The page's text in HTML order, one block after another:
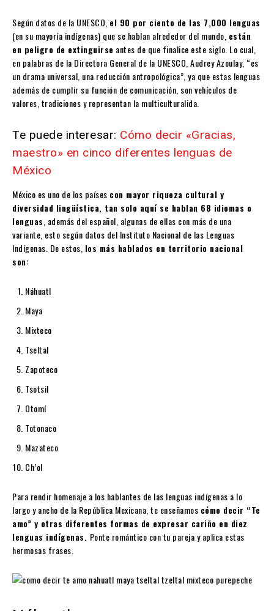
Según datos de la UNESCO, el 90 por ciento de las 7,000 lenguas
(en su mayoría indígenas) que se hablan alrededor del mundo, están
en peligro de extinguirse antes de que finalice este siglo. Lo cual,
en palabras de la Directora General de la UNESCO, Audrey Azoulay, “es
un drama universal, una reducción antropológica”, ya que estas lenguas
además de cumplir su función de comunicación, son vehículos de
valores, tradiciones y representan la multiculturalida.
Te puede interesar: Cómo decir «Gracias,
maestro» en cinco diferentes lenguas de
México
México es uno de los países con mayor riqueza cultural y
diversidad lingüística, tan solo aquí se hablan 68 idiomas o
lenguas , además del español, algunas de ellas con más de una
variante, esto según datos del Instituto Nacional de las Lenguas
Indígenas. De estos, los más hablados en territorio nacional
son:
Náhuatl
Maya
Mixteco
Tseltal
Zapoteco
Tsotsil
Otomí
Totonaco
Mazateco
Ch’ol
Para rendir homenaje a los hablantes de las lenguas indígenas a lo
largo y ancho de la República Mexicana, te enseñamos cómo decir “Te
amo” y otras diferentes formas de expresar cariño en diez
lenguas indígenas. Ponte romántico con tu pareja y aplica estas
hermosas frases.